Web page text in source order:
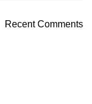
Recent Comments